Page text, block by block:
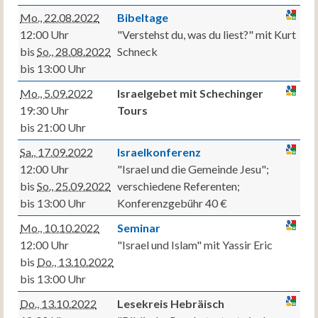
Mo., 22.08.2022
12:00 Uhr
bis So., 28.08.2022
bis 13:00 Uhr
Bibeltage
"Verstehst du, was du liest?" mit Kurt
Schneck
Mo., 5.09.2022
19:30 Uhr
bis 21:00 Uhr
Israelgebet mit Schechinger
Tours
Sa., 17.09.2022
12:00 Uhr
bis So., 25.09.2022
bis 13:00 Uhr
Israelkonferenz
"Israel und die Gemeinde Jesu";
verschiedene Referenten;
Konferenzgebühr 40 €
Mo., 10.10.2022
12:00 Uhr
bis Do., 13.10.2022
bis 13:00 Uhr
Seminar
"Israel und Islam" mit Yassir Eric
Do., 13.10.2022
Lesekreis Hebräisch